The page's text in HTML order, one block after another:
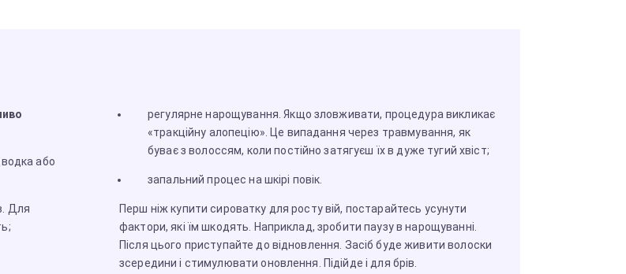
або
Для
регулярне нарощування. Якщо зловживати, процедура викликає
«тракційну алопецію». Це випадання через травмування, як
буває з волоссям, коли постійно затягуєш їх в дуже тугий хвіст;
запальний процес на шкірі повік.
Перш ніж купити сироватку для росту вій, постарайтесь усунути
фактори, які їм шкодять. Наприклад, зробити паузу в нарощуванні.
Після цього приступайте до відновлення. Засіб буде живити волоски
зсередини і стимулювати оновлення. Підійде і для брів.